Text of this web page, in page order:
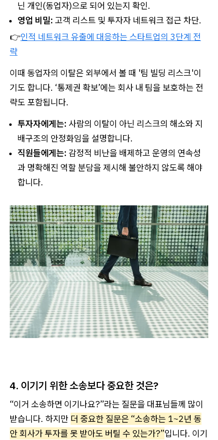
닌 개인(동업자)으로 되어 있는지 확인.
영업 비밀: 고객 리스트 및 투자자 네트워크 접근 차단.
👉인적 네트워크 유출에 대응하는 스타트업의 3단계 전
략
이때 동업자의 이탈은 외부에서 볼 때 '팀 빌딩 리스크'이
기도 합니다. ‘통제권 확보’에는 회사 내 팀을 보호하는 전
략도 포함됩니다.
투자자에게는: 사람의 이탈이 아닌 리스크의 해소와 지
배구조의 안정화임을 설명합니다.
직원들에게는: 감정적 비난을 배제하고 운영의 연속성
과 명확해진 역할 분담을 제시해 불안하지 않도록 해야
합니다.
4. 이기기 위한 소송보다 중요한 것은?
“이거 소송하면 이기나요?”라는 질문을 대표님들께 많이
받습니다. 하지만 더 중요한 질문은 “소송하는 1~2년 동
안 회사가 투자를 못 받아도 버틸 수 있는가?”입니다. 이기